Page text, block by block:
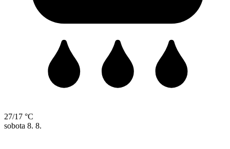
27/17 °C
sobota 8. 8.